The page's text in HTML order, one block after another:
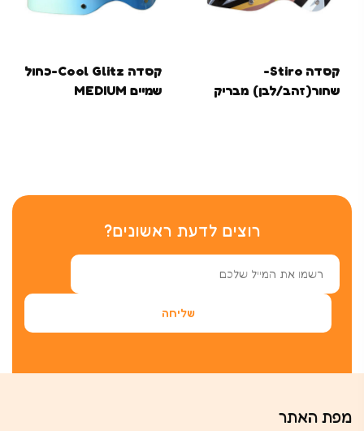
קסדה Stiro-
שחור(זהב/לבן) מבריק
קסדה Cool Glitz-כחול
שמיים MEDIUM
רוצים לדעת ראשונים?
מפת האתר